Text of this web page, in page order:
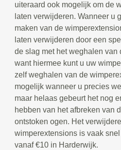
uiteraard ook mogelijk om de
laten verwijderen. Wanneer u
maken van de
laten verwijderen door een
de slag met het weghalen van
want hiermee kunt u uw
zelf weghalen van de
mogelijk wanneer u precies
maar helaas gebeurt het nog
hebben van het afbreken van
ontstoken ogen. Het
wimperextensions is vaak snel
vanaf €10 in Harderwijk.